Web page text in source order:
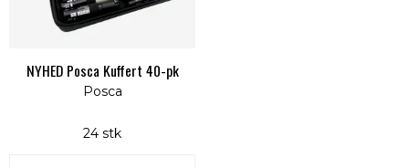
NYHED Posca Kuffert 40-pk
Posca
24 stk